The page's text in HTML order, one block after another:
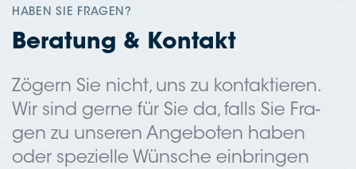
HABEN SIE FRAGEN?
Bera­tung & Kontakt
Zögern Sie nicht, uns zu kon­tak­tie­ren.
Wir sind gerne für Sie da, falls Sie Fra­
gen zu unse­ren Ange­bo­ten haben
oder spe­zi­el­le Wün­sche ein­brin­gen